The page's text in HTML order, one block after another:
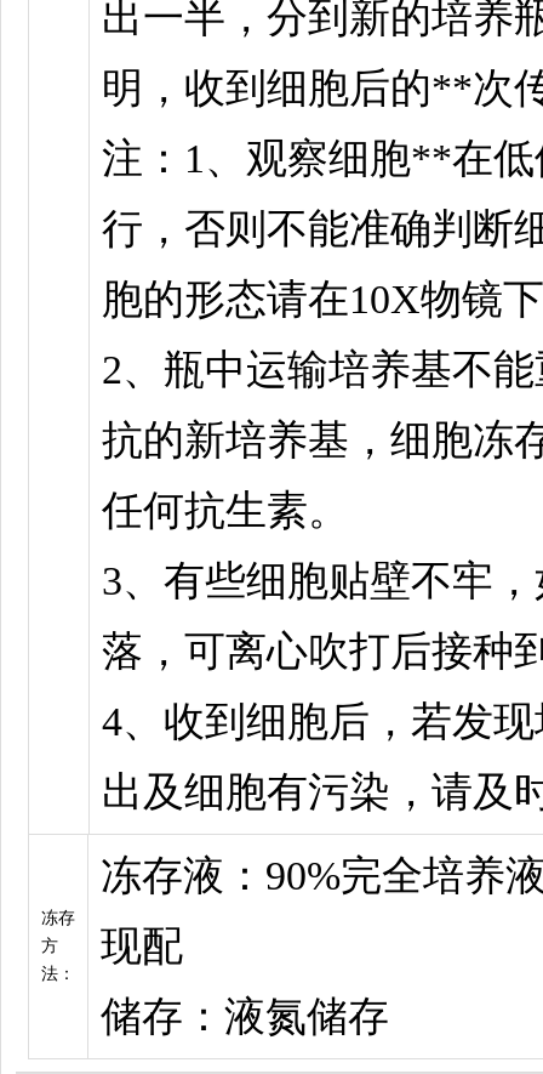
出一半，分到新的培养
明，收到细胞后的**次
注：1、观察细胞**在
行，否则不能准确判断
胞的形态请在10X物镜
2、瓶中运输培养基不
抗的新培养基，细胞冻
任何抗生素。
3、有些细胞贴壁不牢
落，可离心吹打后接种
4、收到细胞后，若发
出及细胞有污染，请及
冻存
方
法：
冻存液：90%完全培养
现配
储存：液氮储存